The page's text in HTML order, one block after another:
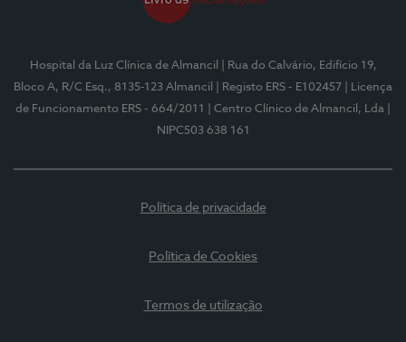
Hospital da Luz Clínica de Almancil
| Rua do Calvário, Edifício 19,
Bloco A, R/C Esq., 8135-123 Almancil
| Registo ERS - E102457
| Licença
de Funcionamento ERS - 664/2011
| Centro Clínico de Almancil, Lda
NIPC503 638 161
Política de privacidade
Política de Cookies
Termos de utilização